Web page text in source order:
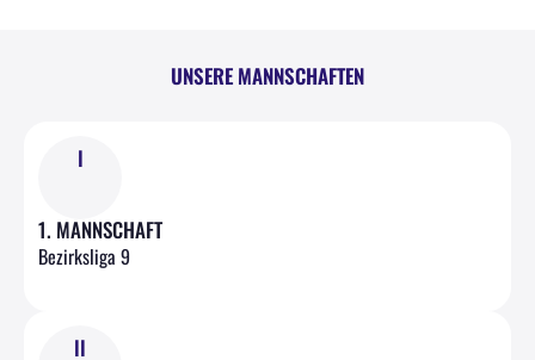
UNSERE MANNSCHAFTEN
I
1. MANNSCHAFT
Bezirksliga 9
II